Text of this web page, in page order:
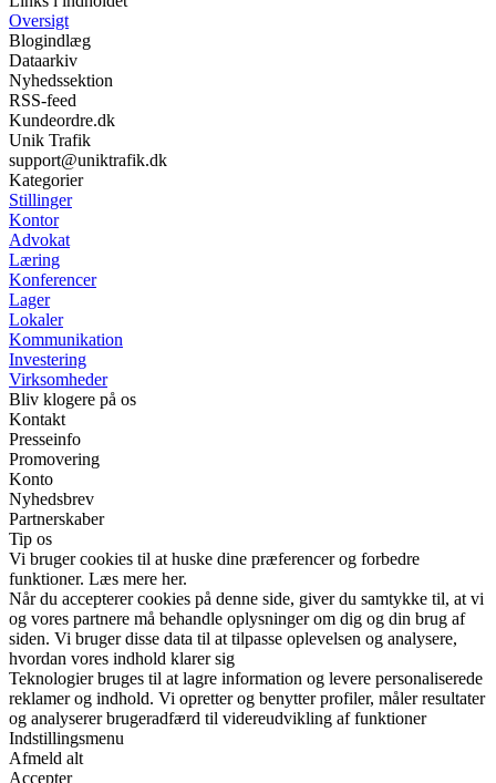
Oversigt
Blogindlæg
Dataarkiv
Nyhedssektion
RSS-feed
Kundeordre.dk
Unik Trafik
support@uniktrafik.dk
Kategorier
Stillinger
Kontor
Advokat
Læring
Konferencer
Lager
Lokaler
Kommunikation
Investering
Virksomheder
Bliv klogere på os
Kontakt
Presseinfo
Promovering
Konto
Nyhedsbrev
Partnerskaber
Tip os
Vi bruger cookies til at huske dine præferencer og forbedre
funktioner. Læs mere her.
Når du accepterer cookies på denne side, giver du samtykke til, at vi
og vores partnere må behandle oplysninger om dig og din brug af
siden. Vi bruger disse data til at tilpasse oplevelsen og analysere,
hvordan vores indhold klarer sig
Teknologier bruges til at lagre information og levere personaliserede
reklamer og indhold. Vi opretter og benytter profiler, måler resultater
og analyserer brugeradfærd til videreudvikling af funktioner
Indstillingsmenu
Afmeld alt
Accepter